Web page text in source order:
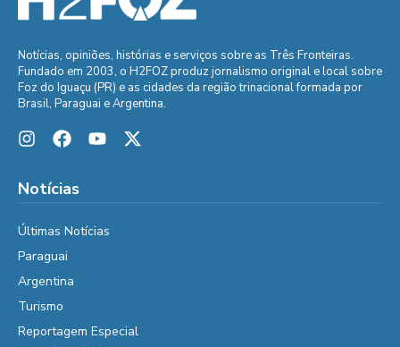
Notícias, opiniões, histórias e serviços sobre as Três Fronteiras.
Fundado em 2003, o H2FOZ produz jornalismo original e local sobre
Foz do Iguaçu (PR) e as cidades da região trinacional formada por
Brasil, Paraguai e Argentina.
Notícias
Últimas Notícias
Paraguai
Argentina
Turismo
Reportagem Especial